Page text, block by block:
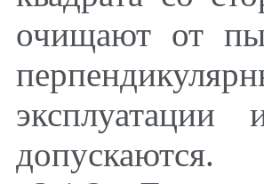
очищают от
допускаются.